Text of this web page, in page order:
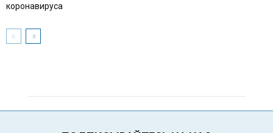
коронавируса